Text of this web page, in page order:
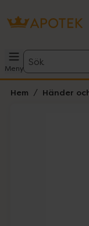
Meny
Sök
Hem Händer